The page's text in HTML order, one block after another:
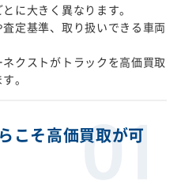
に大きく異なります。
定基準、取り扱いできる車両
クストがトラックを高価買取
。
こそ高価買取が可